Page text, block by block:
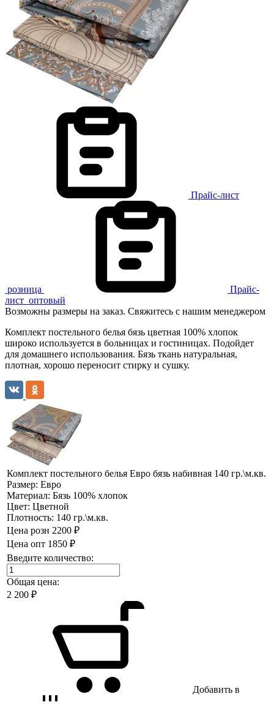
Прайс-лист
розница
Прайс-
лист оптовый
Возможны размеры на заказ. Свяжитесь с нашим менеджером
Комплект постельного белья бязь цветная 100% хлопок
широко используется в больницах и гостиницах. Подойдет
для домашнего использования. Бязь ткань натуральная,
плотная, хорошо переносит стирку и сушку.
Комплект постельного белья Евро бязь набивная 140 гр.\м.кв.
Размер: Евро
Материал: Бязь 100% хлопок
Цвет: Цветной
Плотность: 140 гр.\м.кв.
Цена розн 2200 ₽
Цена опт 1850 ₽
Введите количество:
Общая цена:
2 200 ₽
Добавить в